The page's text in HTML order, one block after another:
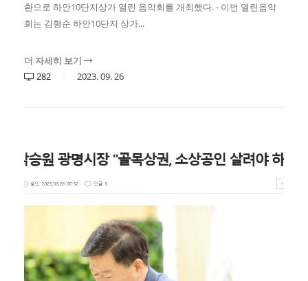
환으로 하안10단지상가 열린 음악회를 개최했다. - 이번 열린음악
회는 김형순 하안10단지 상가...
더 자세히 보기
282
2023.09.26